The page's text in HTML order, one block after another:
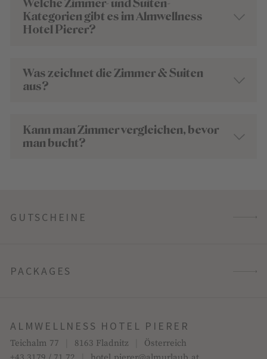
Welche Zimmer- und Suiten-
Kategorien gibt es im Almwellness
Hotel Pierer?
Was zeichnet die Zimmer & Suiten
aus?
Kann man Zimmer vergleichen, bevor
man bucht?
GUTSCHEINE
PACKAGES
ALMWELLNESS HOTEL PIERER
Teichalm 77 8163 Fladnitz
Österreich